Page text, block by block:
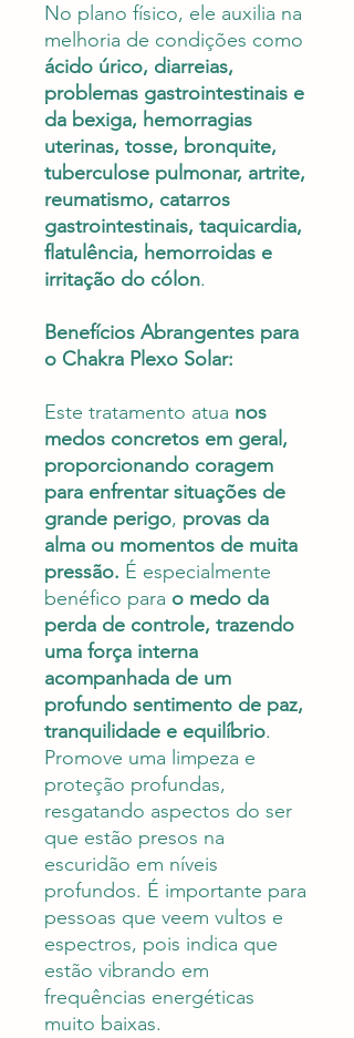
No plano físico, ele auxilia na
melhoria de condições como
ácido úrico, diarreias,
problemas gastrointestinais e
da bexiga, hemorragias
uterinas, tosse, bronquite,
tuberculose pulmonar, artrite,
reumatismo, catarros
gastrointestinais, taquicardia,
flatulência, hemorroidas e
irritação do cólon.
Benefícios Abrangentes para
o Chakra Plexo Solar:
Este tratamento atua nos
medos concretos em geral,
proporcionando coragem
para enfrentar situações de
grande perigo, provas da
alma ou momentos de muita
pressão. É especialmente
benéfico para o medo da
perda de controle, trazendo
uma força interna
acompanhada de um
profundo sentimento de paz,
tranquilidade e equilíbrio.
Promove uma limpeza e
proteção profundas,
resgatando aspectos do ser
que estão presos na
escuridão em níveis
profundos. É importante para
pessoas que veem vultos e
espectros, pois indica que
estão vibrando em
frequências energéticas
muito baixas.